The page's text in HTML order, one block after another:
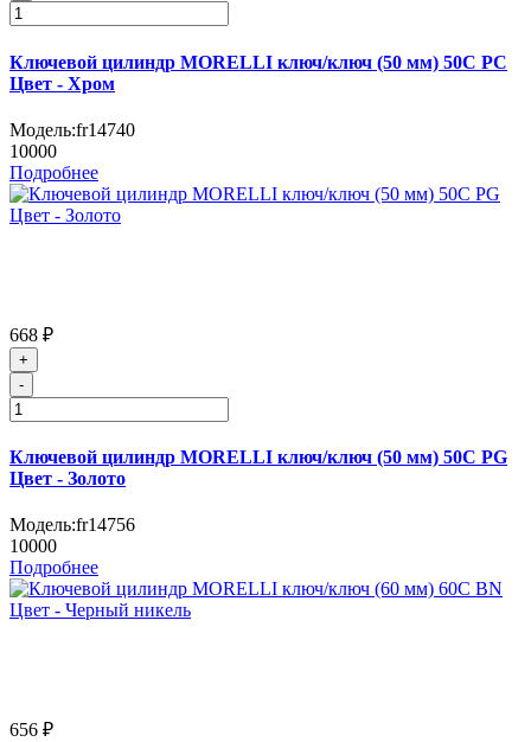
Ключевой цилиндр MORELLI ключ/ключ (50 мм) 50C PC
Цвет - Хром
Модель:fr14740
10000
Подробнее
668 ₽
+
-
Ключевой цилиндр MORELLI ключ/ключ (50 мм) 50C PG
Цвет - Золото
Модель:fr14756
10000
Подробнее
656 ₽